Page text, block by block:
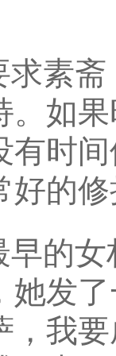
素
。如
有时
好的
早的
她发
，我